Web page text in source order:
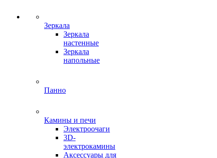
Зеркала
Зеркала
настенные
Зеркала
напольные
Панно
Камины и печи
Электроочаги
3D-
электрокамины
Аксессуары для